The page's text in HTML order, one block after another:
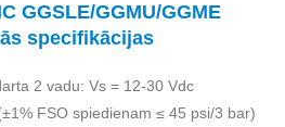
GGSLE/GGMU/GGME
specifikācijas
2 vadu: Vs = 12-30 Vdc
FSO spiedienam ≤ 45 psi/3 bar)